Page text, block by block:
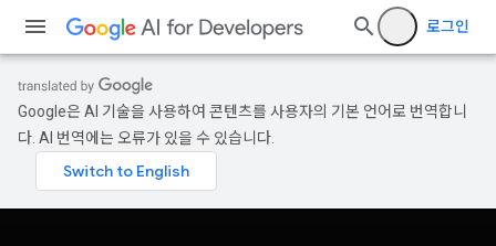
로그인
Google은 AI 기술을 사용하여 콘텐츠를 사용자의 기본 언어로 번역합니
다. AI 번역에는 오류가 있을 수 있습니다.